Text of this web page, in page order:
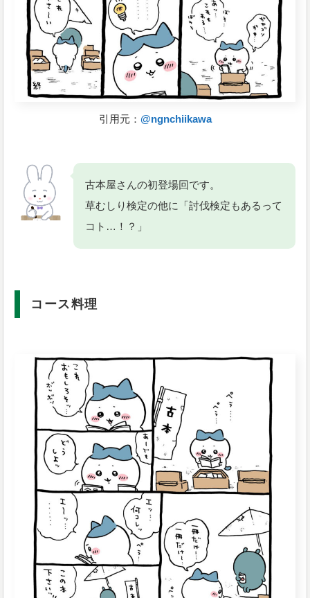
引用元： @ngnchiikawa
古本屋さんの初登場回です。
草むしり検定の他に「討伐検定もあるって
コト…！？」
コース料理